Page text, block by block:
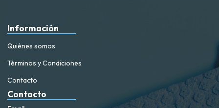
Información
Quiénes somos
Términos y Condiciones
Contacto
Contacto